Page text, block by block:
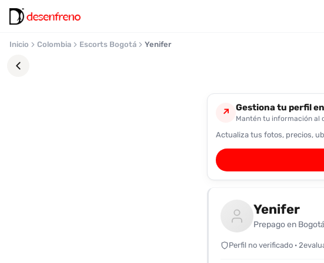
Inicio Colombia Escorts Bogotá Yenifer
↗ Gestiona tu perfil
Mantén tu información al
Actualiza tus fotos, precios,
Yenifer
Prepago en Bogotá
Perfil no verificado ·